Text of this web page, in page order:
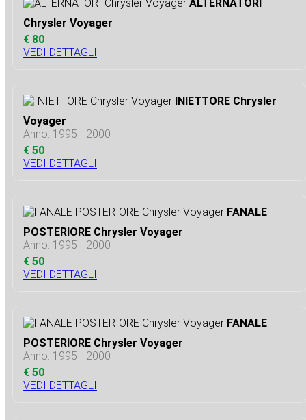
ALTERNATORI
Chrysler Voyager
€ 80
VEDI DETTAGLI
INIETTORE Chrysler
Voyager
Anno: 1995 - 2000
€ 50
VEDI DETTAGLI
FANALE
POSTERIORE Chrysler Voyager
Anno: 1995 - 2000
€ 50
VEDI DETTAGLI
FANALE
POSTERIORE Chrysler Voyager
Anno: 1995 - 2000
€ 50
VEDI DETTAGLI